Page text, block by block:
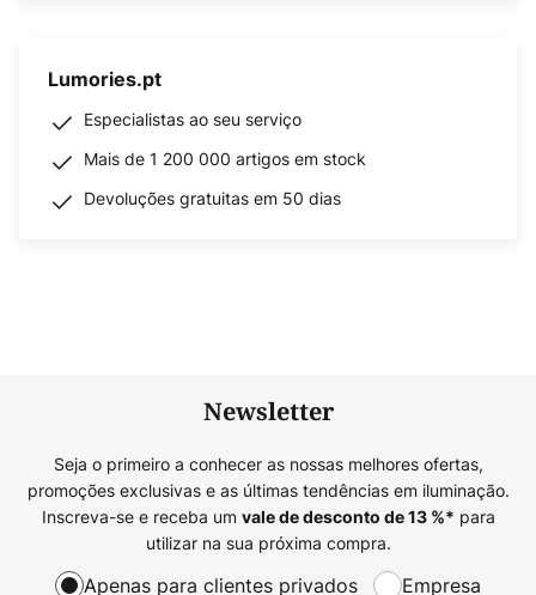
Lumories.pt
Especialistas ao seu serviço
Mais de 1 200 000 artigos em stock
Devoluções gratuitas em 50 dias
Newsletter
Seja o primeiro a conhecer as nossas melhores ofertas,
promoções exclusivas e as últimas tendências em iluminação.
Inscreva-se e receba um vale de desconto de13%* para
utilizar na sua próxima compra.
Apenas para clientes privados Empresa